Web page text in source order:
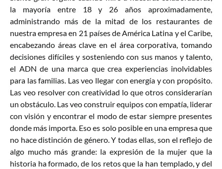
la mayoría entre 18 y 26 años aproximadamente,
administrando más de la mitad de los restaurantes de
nuestra empresa en 21 países de América Latina y el Caribe,
encabezando áreas clave en el área corporativa, tomando
decisiones difíciles y sosteniendo con sus manos y talento,
el ADN de una marca que crea experiencias inolvidables
para las familias. Las veo llegar con energía y con propósito.
Las veo resolver con creatividad lo que otros considerarían
un obstáculo. Las veo construir equipos con empatía, liderar
con visión y encontrar el modo de estar siempre presentes
donde más importa. Eso es solo posible en una empresa que
no hace distinción de género. Y todas ellas, son el reflejo de
algo mucho más grande: la expresión de la mujer que la
historia ha formado, de los retos que la han templado, y del